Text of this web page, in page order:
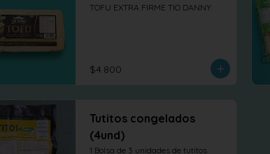
TOFU EXTRA FIRME TIO DANNY
$4.800
Tutitos congelados
(4und)
1 Bolsa de 3 unidades de tutitos